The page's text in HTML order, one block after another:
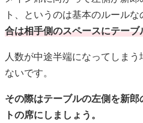
トの席にしましょう。
ゲスト同士会話が弾むような
1人参加のゲストの配置
一人で参加してくれるゲスト